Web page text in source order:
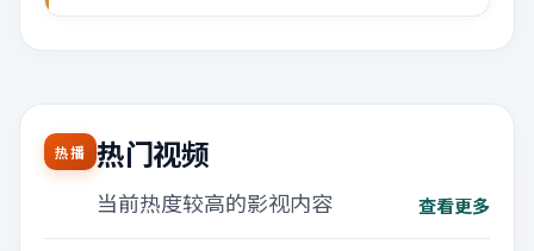
热播 热门视频
当前热度较高的影视内容 查看更多